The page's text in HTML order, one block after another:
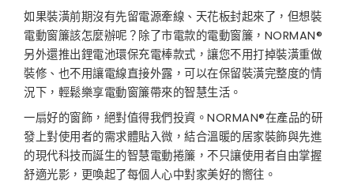
如果裝潢前期沒有先留電源牽線、天花板封起來了，但想裝
電動窗簾該怎麼辦呢？除了市電款的電動窗簾，NORMAN®
另外還推出鋰電池環保充電棒款式，讓您不用打掉裝潢重做
裝修、也不用讓電線直接外露，可以在保留裝潢完整度的情
況下，輕鬆樂享電動窗簾帶來的智慧生活。
一扇好的窗飾，絕對值得我們投資。NORMAN®在產品的研
發上對使用者的需求體貼入微，結合溫暖的居家裝飾與先進
的現代科技而誕生的智慧電動捲簾，不只讓使用者自由掌握
舒適光影，更喚起了每個人心中對家美好的嚮往。